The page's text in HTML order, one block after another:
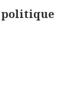
politique